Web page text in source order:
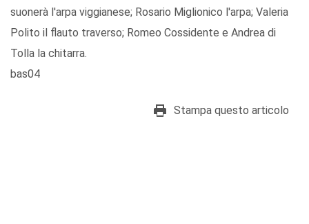
suonerà l'arpa viggianese; Rosario Miglionico l'arpa; Valeria
Polito il flauto traverso; Romeo Cossidente e Andrea di
Tolla la chitarra.
bas04
Stampa questo articolo